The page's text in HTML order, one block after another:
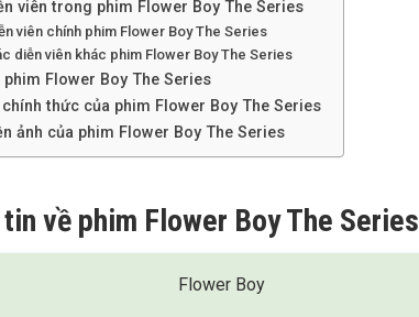
viên trong phim Flower Boy The Series
viên chính phim Flower Boy The Series
diễn viên khác phim Flower Boy The Series
phim Flower Boy The Series
thức của phim Flower Boy The Series
ảnh của phim Flower Boy The Series
về phim Flower Boy The Series
Flower Boy